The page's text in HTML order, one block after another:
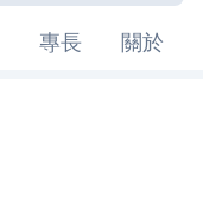
專長 關於